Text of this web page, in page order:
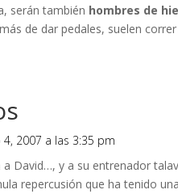
serán también hombres de
de dar pedales, suelen
4, 2007 a las 3:35 pm
a David…, y a su entrenador
repercusión que ha tenido